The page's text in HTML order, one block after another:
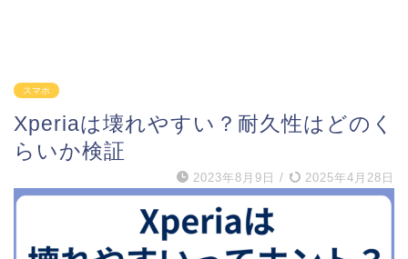
スマホ
Xperiaは壊れやすい？耐久性はどのく
らいか検証
2023年8月9日 / 2025年4月28日